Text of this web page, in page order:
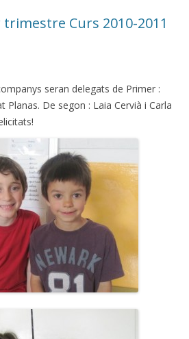
Curs 2010-2011
seran delegats de Primer :
Planas. De segon : Laia Cervià i Carla